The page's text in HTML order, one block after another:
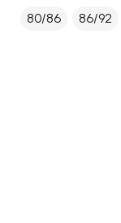
80/86 86/92